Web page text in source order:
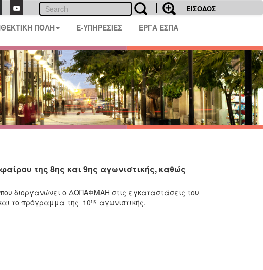
ΕΙΣΟΔΟΣ
ΠΟΛΗ E-ΥΠΗΡΕΣΙΕΣ ΕΡΓΑ ΕΣΠΑ
της 8ης και 9ης αγωνιστικής, καθώς
διοργανώνει ο ΔΟΠΑΦΜΑΗ στις εγκαταστάσεις του
το πρόγραμμα της 10ης αγωνιστικής.